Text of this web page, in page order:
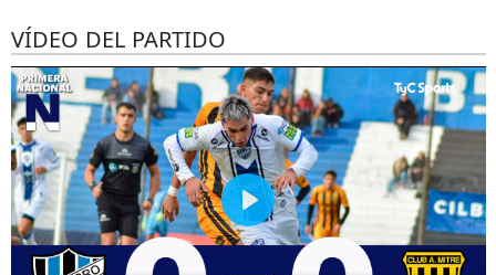
VÍDEO DEL PARTIDO
Play